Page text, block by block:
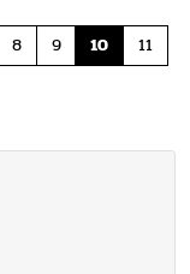
8 9 10
11